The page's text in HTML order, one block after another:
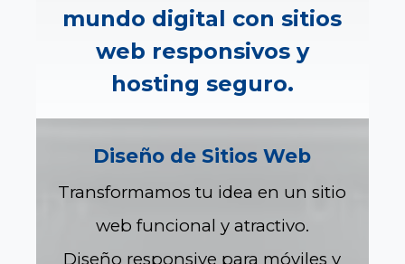
mundo digital con sitios
web responsivos y
hosting seguro.
Diseño de Sitios Web
Transformamos tu idea en un sitio
web funcional y atractivo.
Diseño responsive para móviles y